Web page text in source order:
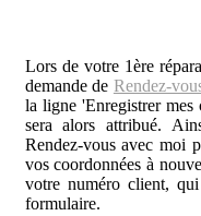
Lors de votre 1ère
demande de Rendez-
la ligne 'Enregistrer
sera alors attribué.
Rendez-vous avec moi
vos coordonnées à
votre numéro client,
formulaire.